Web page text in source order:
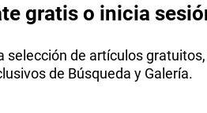
gratis o inicia
selección de artículos
de Búsqueda y Galería.